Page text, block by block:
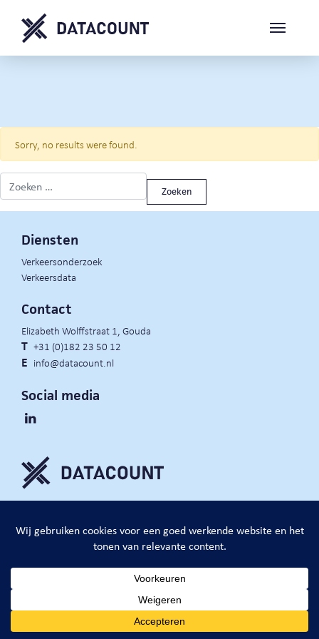
Sorry, no results were found.
Zoeken naar:
Diensten
Verkeersonderzoek
Verkeersdata
Contact
Elizabeth Wolffstraat 1, Gouda
T +31 (0)182 23 50 12
E info@datacount.nl
Social media
DataCount B.V.
privacy policy
algemene voorwaarden